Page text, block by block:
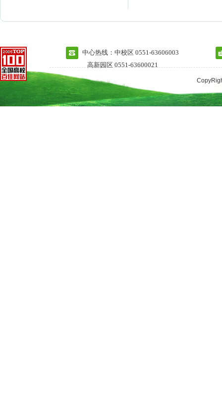
中心热线：中校区 0551-63606003
高新园区 0551-63600021